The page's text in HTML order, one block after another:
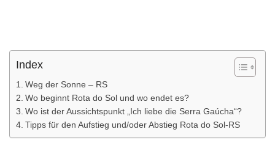
Index
Weg der Sonne – RS
Wo beginnt Rota do Sol und wo endet es?
Wo ist der Aussichtspunkt „Ich liebe die Serra Gaúcha“?
Tipps für den Aufstieg und/oder Abstieg Rota do Sol-RS